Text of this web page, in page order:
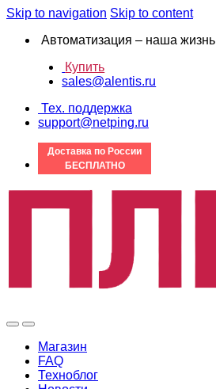
Skip to navigation Skip to content
Автоматизация – наша жизнь
Купить
sales@alentis.ru
Тех. поддержка
support@netping.ru
Доставка по России
БЕСПЛАТНО
Магазин
FAQ
Техноблог